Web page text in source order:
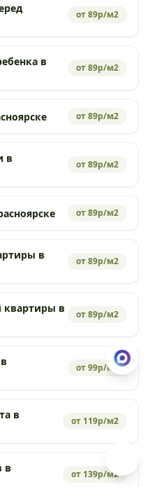
от 89р/м2
в
от 89р/м2
от 89р/м2
в
от 89р/м2
от 89р/м2
в
от 89р/м2
квартиры в
от 89р/м2
от 99р/м2
в
от 119р/м2
в
от 139р/м2